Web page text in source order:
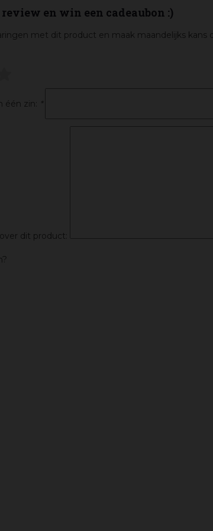
en win een cadeaubon :)
met dit product en maak maandelijks kans
één zin: *
dit product: